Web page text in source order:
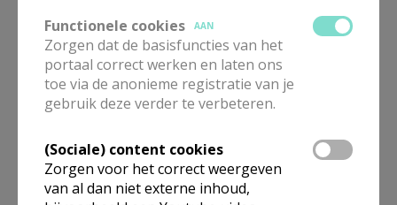
Functionele cookies
AAN
Zorgen dat de basisfuncties van het
portaal correct werken en laten ons
toe via de anonieme registratie van je
gebruik deze verder te verbeteren.
(Sociale) content cookies
Zorgen voor het correct weergeven
van al dan niet externe inhoud,